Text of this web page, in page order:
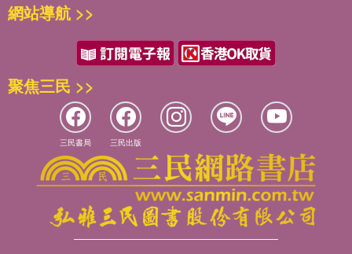
網站導航 >>
聚焦三民 >>
三民書局 三民出版